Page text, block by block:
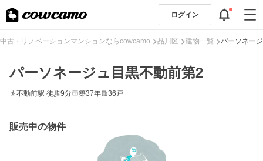
ログイン
中古・リノベーションマンションならcowcamo 品川区 建物一覧 パーソネー
パーソネージュ目黒不動前第2
不動前駅 徒歩9分 築37年 36戸
販売中の物件